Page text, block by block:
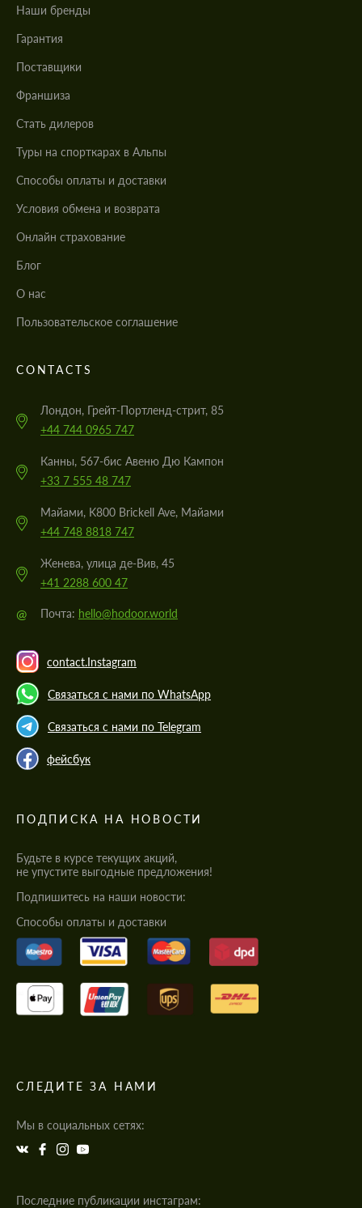
Наши бренды
Гарантия
Поставщики
Франшиза
Стать дилеров
Туры на спорткарах в Альпы
Cпособы оплаты и доставки
Условия обмена и возврата
Онлайн страхование
Блог
О нас
Пользовательское соглашение
CONTACTS
Лондон, Грейт-Портленд-стрит, 85
+44 744 0965 747
Канны, 567-бис Авеню Дю Кампон
+33 7 555 48 747
Майами, K800 Brickell Ave, Майами
+44 748 8818 747
Женева, улица де-Вив, 45
+41 2288 600 47
@ Почта: hello@hodoor.world
contact.Instagram
Связаться с нами по WhatsApp
Связаться с нами по Telegram
фейсбук
ПОДПИСКА НА НОВОСТИ
Будьте в курсе текущих акций,
не упустите выгодные предложения!
Подпишитесь на наши новости:
Cпособы оплаты и доставки
СЛЕДИТЕ ЗА НАМИ
Мы в социальных сетях:
Последние публикации инстаграм: